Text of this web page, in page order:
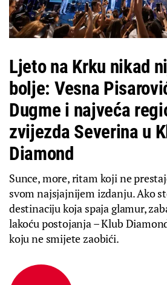
Ljeto na Krku nikad
bolje: Vesna
Dugme i najveća
zvijezda Severina u
Diamond
Sunce, more, ritam koji ne
svom najsjajnijem izdanju. Ako
destinaciju koja spaja glamur,
lakoću postojanja – Klub
koju ne smijete zaobići.